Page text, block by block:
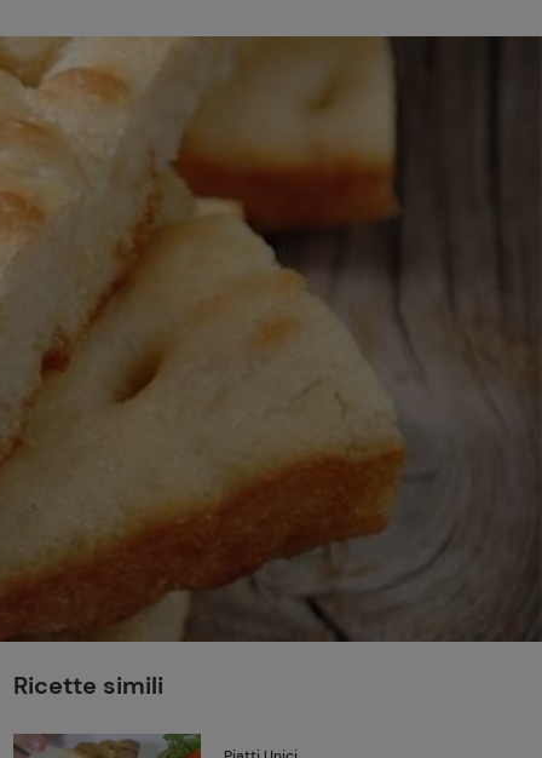
Come affumicare:
legna ed erbe da
Ritorno sui banchi?
la concentrazione
perduta
Ricette simili